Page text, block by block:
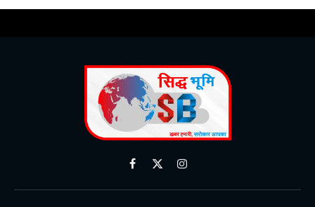
Facebook
X
Instagram